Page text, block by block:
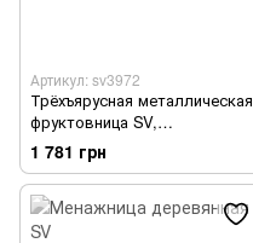
Артикул: sv3972
Трёхъярусная металлическая
фруктовница SV,
декоративная подставка для
фруктов, овощей и десертов
Золотой (sv3972)
1 781 грн